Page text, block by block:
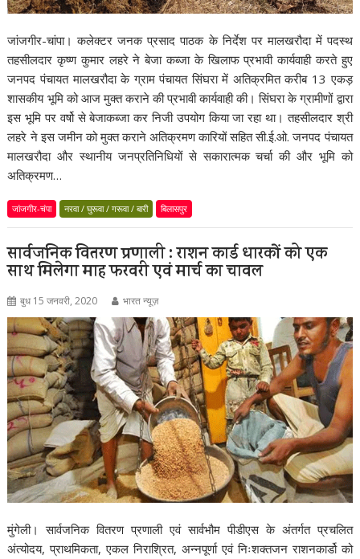
जांजगीर-चांपा। कलेक्टर जनक प्रसाद पाठक के निर्देश पर मालखरौदा में पदस्थ
तहसीलदार कृष्ण कुमार लहरे ने बेजा कब्जा के खिलाफ प्रभावी कार्यवाही करते हुए
जनपद पंचायत मालखरौदा के ग्राम पंचायत सिंघरा में अतिक्रमित करीब 13 एकड़
शासकीय भूमि को आज मुक्त कराने की प्रभावी कार्यवाही की। सिंघरा के ग्रामीणों द्वारा
इस भूमि पर वर्षो से बेजाकब्जा कर निजी उपयोग किया जा रहा था। तहसीलदार श्री
लहरे ने इस जमीन को मुक्त कराने अतिक्रमण कारियों सहित सी.ई.ओ. जनपद पंचायत
मालखरौदा और स्थानीय जनप्रतिनिधियों से सकारात्मक चर्चा की और भूमि को
अतिक्रमण…
जांजगीर-चंपा नरवा / घुरूवा / गरूवा / बारी बिलासपुर
सार्वजनिक वितरण प्रणाली : राशन कार्ड धारकों को एक
साथ मिलेगा माह फरवरी एवं मार्च का चावल
बुध 15 जनवरी, 2020 भारत न्यूज़
मुंगेली। सार्वजनिक वितरण प्रणाली एवं सार्वभौम पीडीएस के अंतर्गत प्रचलित
अंत्योदय, प्राथमिकता, एकल निराश्रित, अन्नपूर्णा एवं निःशक्तजन राशनकार्डो को